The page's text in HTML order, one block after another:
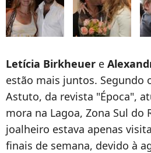
Letícia Birkheuer e
estão mais juntos. Segundo
Astuto, da revista "Época",
mora na Lagoa, Zona Sul do
joalheiro estava apenas
finais de semana, devido à